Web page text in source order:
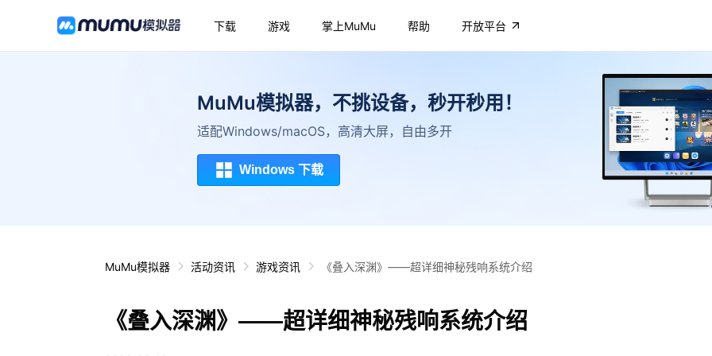
下载 游戏 掌上MuMu 帮助 开放平台
MuMu模拟器，不挑设备，秒开秒用！
适配Windows/macOS，高清大屏，自由多开
Windows 下载
MuMu模拟器 活动资讯 游戏资讯 《叠入深渊》——超详细神秘残响系统介绍
《叠入深渊》——超详细神秘残响系统介绍